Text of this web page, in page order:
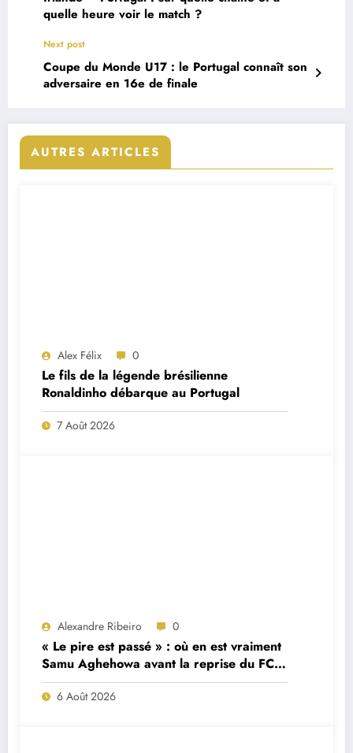
quelle heure voir le match ?
Next post
Coupe du Monde U17 : le Portugal connaît son
adversaire en 16e de finale
AUTRES ARTICLES
Alex Félix 0
Le fils de la légende brésilienne
Ronaldinho débarque au Portugal
7 Août 2026
Alexandre Ribeiro 0
« Le pire est passé » : où en est vraiment
Samu Aghehowa avant la reprise du FC
Porto ?
6 Août 2026